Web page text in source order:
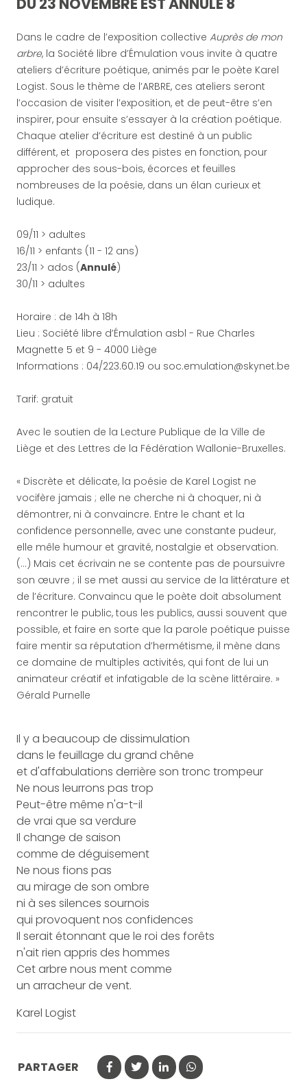
Dans le cadre de l’exposition collective Auprès de mon
arbre, la Société libre d’Émulation vous invite à quatre
ateliers d’écriture poétique, animés par le poète Karel
Logist. Sous le thème de l’ARBRE, ces ateliers seront
l’occasion de visiter l’exposition, et de peut-être s’en
inspirer, pour ensuite s’essayer à la création poétique.
Chaque atelier d’écriture est destiné à un public
différent, et proposera des pistes en fonction, pour
approcher des sous-bois, écorces et feuilles
nombreuses de la poésie, dans un élan curieux et
ludique.
09/11 > adultes
16/11 > enfants (11 - 12 ans)
23/11 > ados (Annulé)
30/11 > adultes
Horaire : de 14h à 18h
Lieu : Société libre d’Émulation asbl - Rue Charles
Magnette 5 et 9 - 4000 Liège
Informations : 04/223.60.19 ou soc.emulation@skynet.be
Tarif: gratuit
Avec le soutien de la Lecture Publique de la Ville de
Liège et des Lettres de la Fédération Wallonie-Bruxelles.
« Discrète et délicate, la poésie de Karel Logist ne
vocifère jamais ; elle ne cherche ni à choquer, ni à
démontrer, ni à convaincre. Entre le chant et la
confidence personnelle, avec une constante pudeur,
elle mêle humour et gravité, nostalgie et observation.
(…) Mais cet écrivain ne se contente pas de poursuivre
son œuvre ; il se met aussi au service de la littérature et
de l’écriture. Convaincu que le poète doit absolument
rencontrer le public, tous les publics, aussi souvent que
possible, et faire en sorte que la parole poétique puisse
faire mentir sa réputation d’hermétisme, il mène dans
ce domaine de multiples activités, qui font de lui un
animateur créatif et infatigable de la scène littéraire. »
Gérald Purnelle
Il y a beaucoup de dissimulation
dans le feuillage du grand chêne
et d'affabulations derrière son tronc trompeur
Ne nous leurrons pas trop
Peut-être même n'a-t-il
de vrai que sa verdure
Il change de saison
comme de déguisement
Ne nous fions pas
au mirage de son ombre
ni à ses silences sournois
qui provoquent nos confidences
Il serait étonnant que le roi des forêts
n'ait rien appris des hommes
Cet arbre nous ment comme
un arracheur de vent.
Karel Logist
PARTAGER